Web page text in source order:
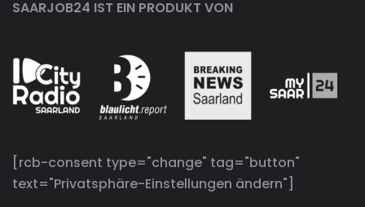
SAARJOB24 IST EIN PRODUKT VON
[rcb-consent type="change" tag="button"
text="Privatsphäre-Einstellungen ändern"]